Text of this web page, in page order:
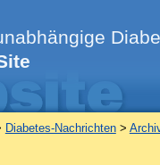
Diabetes-Nachrichten>